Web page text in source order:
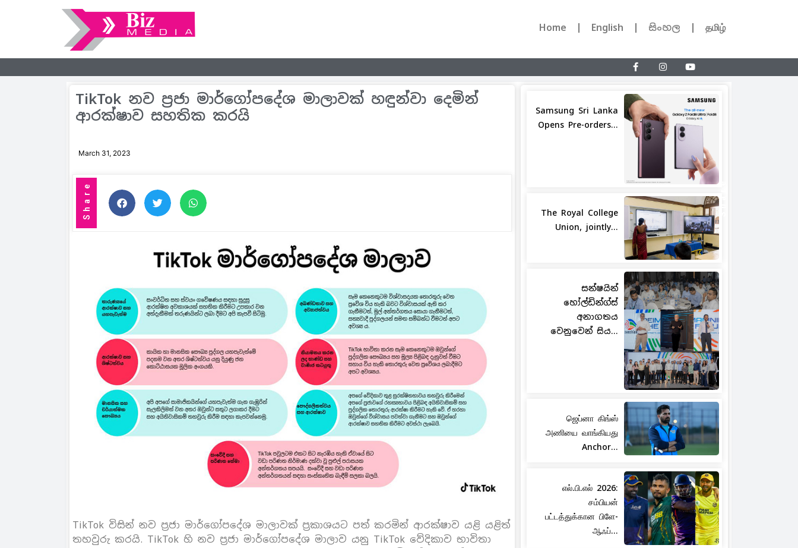
Home English සිංහල தமிழ்
TikTok නව ප‍්‍රජා මාර්ගෝපදේශ මාලාවක් හඳුන්වා දෙමින්
ආරක්ෂාව සහතික කරයි
March 31, 2023
Share Share
TikTok විසින් නව ප‍්‍රජා මාර්ගෝපදේශ මාලාවක් ප‍්‍රකාශයට පත් කරමින් ආරක්ෂාව යළි යළිත්
තහවුරු කරයි. TikTok හි නව ප‍්‍රජා මාර්ගෝපදේශ මාලාව යනු TikTok වේදිකාව භාවිතා
Samsung Sri Lanka
Opens Pre-orders...
The Royal College
Union, jointly...
සන්ෂයින්
හෝල්ඩින්ග්ස්
අනාගතය
වෙනුවෙන් සිය...
ஜெப்னா கிங்ஸ்
அணியை வாங்கியது
Anchor...
எல்.பி.எல் 2026:
சம்பியன்
பட்டத்துக்கான பிளே-
ஆஃப்...